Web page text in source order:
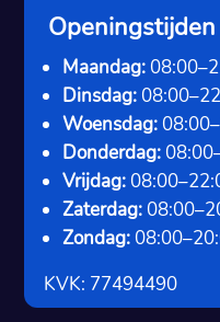
Openingstijden
Maandag:
Dinsdag:
Woensdag:
Donderdag:
Vrijdag:
Zaterdag:
Zondag:
KVK: 77494490